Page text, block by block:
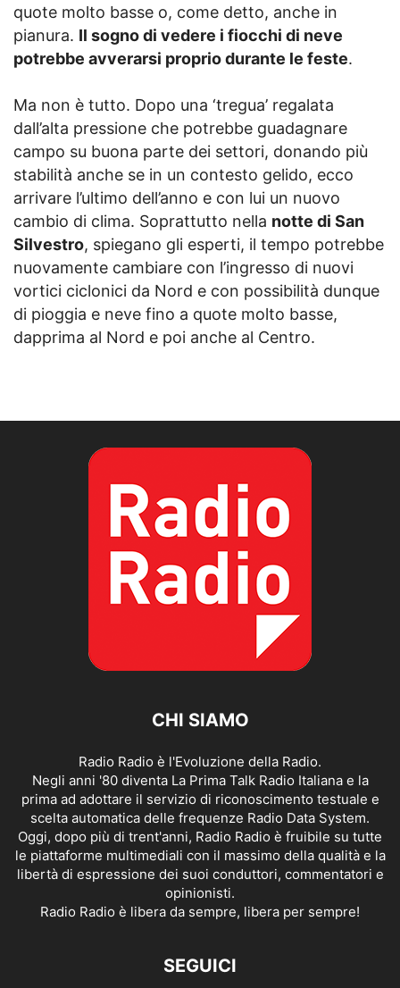
quote molto basse o, come detto, anche in
pianura. Il sogno di vedere i fiocchi di neve
potrebbe avverarsi proprio durante le feste.
Ma non è tutto. Dopo una ‘tregua’ regalata
dall’alta pressione che potrebbe guadagnare
campo su buona parte dei settori, donando più
stabilità anche se in un contesto gelido, ecco
arrivare l’ultimo dell’anno e con lui un nuovo
cambio di clima. Soprattutto nella notte di San
Silvestro, spiegano gli esperti, il tempo potrebbe
nuovamente cambiare con l’ingresso di nuovi
vortici ciclonici da Nord e con possibilità dunque
di pioggia e neve fino a quote molto basse,
dapprima al Nord e poi anche al Centro.
CHI SIAMO
Radio Radio è l'Evoluzione della Radio.
Negli anni '80 diventa La Prima Talk Radio Italiana e la
prima ad adottare il servizio di riconoscimento testuale e
scelta automatica delle frequenze Radio Data System.
Oggi, dopo più di trent'anni, Radio Radio è fruibile su tutte
le piattaforme multimediali con il massimo della qualità e la
libertà di espressione dei suoi conduttori, commentatori e
opinionisti.
Radio Radio è libera da sempre, libera per sempre!
SEGUICI